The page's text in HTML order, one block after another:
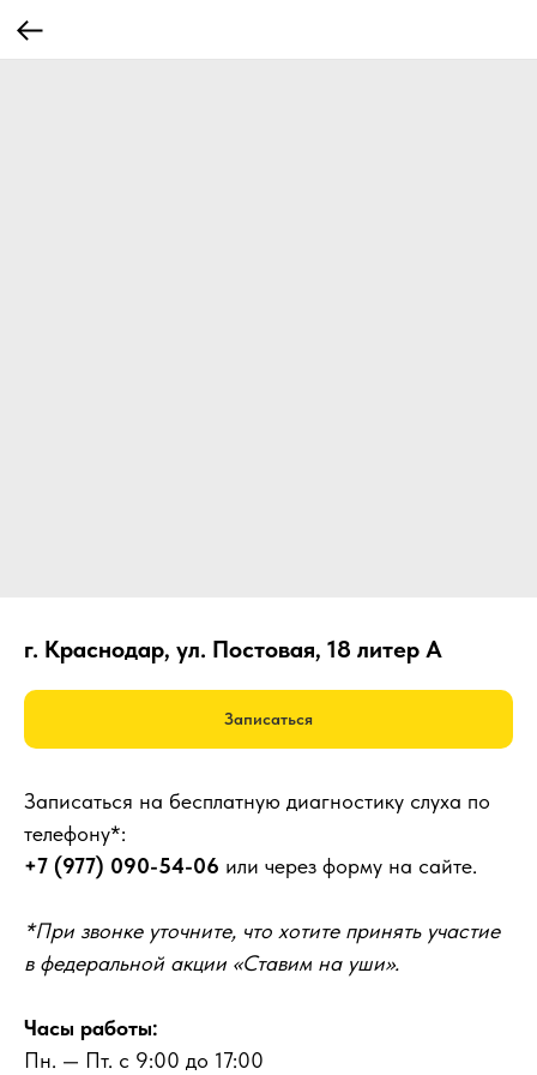
г. Краснодар, ул. Постовая, 18 литер А
Записаться
Записаться на бесплатную диагностику слуха по
телефону*:
+7 (977) 090-54-06 или через форму на сайте.
*При звонке уточните, что хотите принять участие
в федеральной акции «Ставим на уши».
Часы работы:
Пн. — Пт. с 9:00 до 17:00